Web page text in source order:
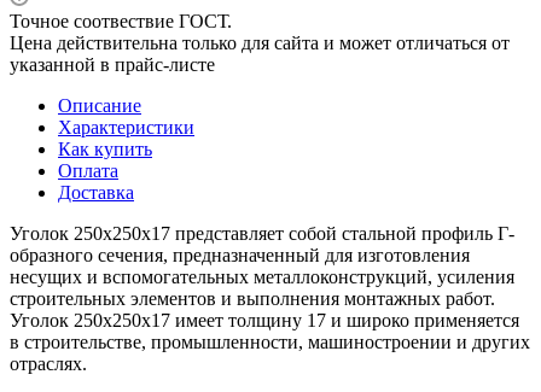
Точное соотвествие ГОСТ.
Цена действительна только для сайта и может отличаться от
указанной в прайс-листе
Описание
Характеристики
Как купить
Оплата
Доставка
Уголок 250х250х17 представляет собой стальной профиль Г-
образного сечения, предназначенный для изготовления
несущих и вспомогательных металлоконструкций, усиления
строительных элементов и выполнения монтажных работ.
Уголок 250х250х17 имеет толщину 17 и широко применяется
в строительстве, промышленности, машиностроении и других
отраслях.